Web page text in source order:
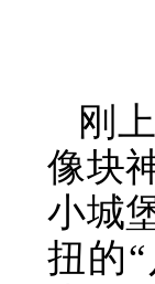
刚
像块
小城
扭的